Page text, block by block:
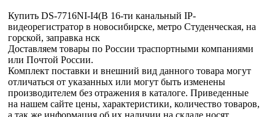
Купить DS-7716NI-I4(B 16-ти канальный IP-
видеорегистратор в новосибирске, метро Студенческая, на
горской, заправка нск
Доставляем товары по России траспортными компаниями
или Почтой России.
Комплект поставки и внешний вид данного товара могут
отличаться от указанных или могут быть изменены
производителем без отражения в каталоге. Приведенные
на нашем сайте цены, характеристики, количество товаров,